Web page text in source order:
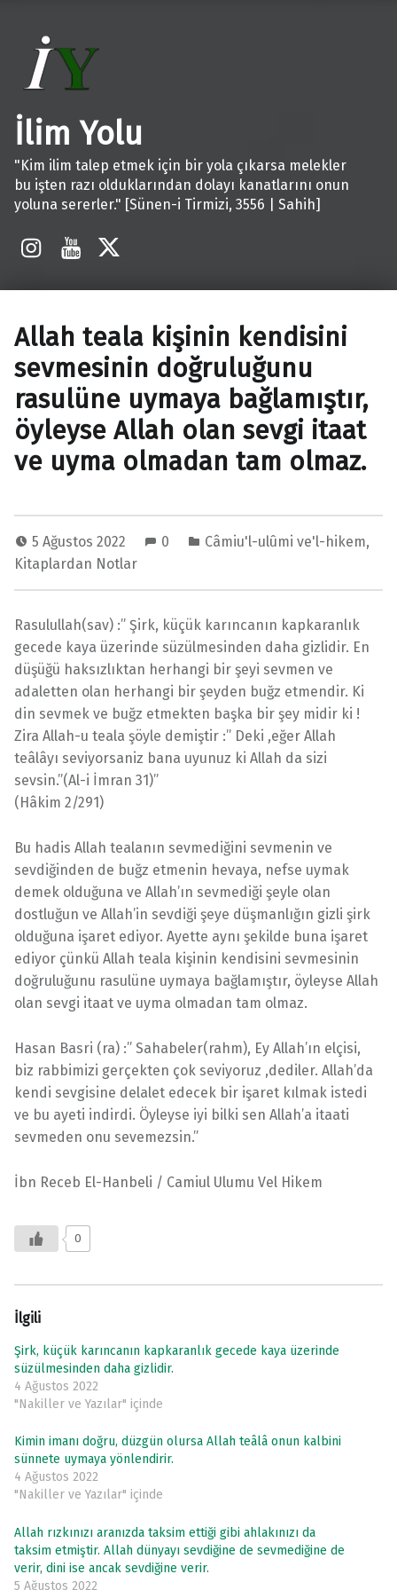
İlim Yolu
"Kim ilim talep etmek için bir yola çıkarsa melekler
bu işten razı olduklarından dolayı kanatlarını onun
yoluna sererler." [Sünen-i Tirmizi, 3556 | Sahih]
Allah teala kişinin kendisini
sevmesinin doğruluğunu
rasulüne uymaya bağlamıştır,
öyleyse Allah olan sevgi itaat
ve uyma olmadan tam olmaz.
5 Ağustos 2022 0 Câmiu'l-ulûmi ve'l-hikem,
Kitaplardan Notlar
Rasulullah(sav) :” Şirk, küçük karıncanın kapkaranlık
gecede kaya üzerinde süzülmesinden daha gizlidir. En
düşüğü haksızlıktan herhangi bir şeyi sevmen ve
adaletten olan herhangi bir şeyden buğz etmendir. Ki
din sevmek ve buğz etmekten başka bir şey midir ki !
Zira Allah-u teala şöyle demiştir :” Deki ,eğer Allah
teâlâyı seviyorsaniz bana uyunuz ki Allah da sizi
sevsin.”(Al-i İmran 31)”
(Hâkim 2/291)
Bu hadis Allah tealanın sevmediğini sevmenin ve
sevdiğinden de buğz etmenin hevaya, nefse uymak
demek olduğuna ve Allah’ın sevmediği şeyle olan
dostluğun ve Allah’in sevdiği şeye düşmanlığın gizli şirk
olduğuna işaret ediyor. Ayette aynı şekilde buna işaret
ediyor çünkü Allah teala kişinin kendisini sevmesinin
doğruluğunu rasulüne uymaya bağlamıştır, öyleyse Allah
olan sevgi itaat ve uyma olmadan tam olmaz.
Hasan Basri (ra) :” Sahabeler(rahm), Ey Allah’ın elçisi,
biz rabbimizi gerçekten çok seviyoruz ,dediler. Allah’da
kendi sevgisine delalet edecek bir işaret kılmak istedi
ve bu ayeti indirdi. Öyleyse iyi bilki sen Allah’a itaati
sevmeden onu sevemezsin.”
İbn Receb El-Hanbeli / Camiul Ulumu Vel Hikem
0
İlgili
Şirk, küçük karıncanın kapkaranlık gecede kaya üzerinde
süzülmesinden daha gizlidir.
4 Ağustos 2022
"Nakiller ve Yazılar" içinde
Kimin imanı doğru, düzgün olursa Allah teâlâ onun kalbini
sünnete uymaya yönlendirir.
4 Ağustos 2022
"Nakiller ve Yazılar" içinde
Allah rızkınızı aranızda taksim ettiği gibi ahlakınızı da
taksim etmiştir. Allah dünyayı sevdiğine de sevmediğine de
verir, dini ise ancak sevdiğine verir.
5 Ağustos 2022